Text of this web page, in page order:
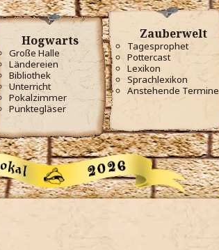
Hogwarts
Große Halle
Ländereien
Bibliothek
Unterricht
Pokalzimmer
Punktegläser
Zauberwelt
Tagesprophet
Pottercast
Lexikon
Sprachlexikon
Anstehende Termine